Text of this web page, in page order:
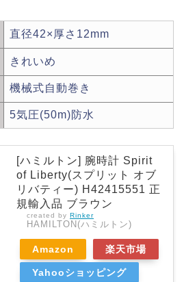
直径42×厚さ12mm
きれいめ
機械式自動巻き
5気圧(50m)防水
[ハミルトン] 腕時計 Spirit
of Liberty(スプリット オブ
リバティー) H42415551 正
規輸入品 ブラウン
created by Rinker
HAMILTON(ハミルトン)
Amazon 楽天市場
Yahooショッピング